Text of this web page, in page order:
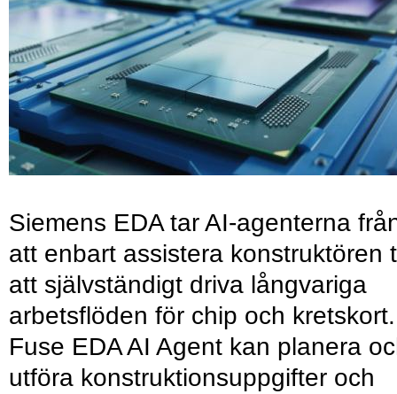
Siemens EDA tar AI-agenterna
att enbart assistera konstruktören
att självständigt driva långvariga
arbetsflöden för chip och kretskort.
Fuse EDA AI Agent kan planera
utföra konstruktionsuppgifter och